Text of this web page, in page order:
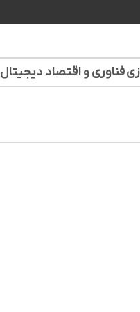
فناوری و اقتصاد دیجیتال